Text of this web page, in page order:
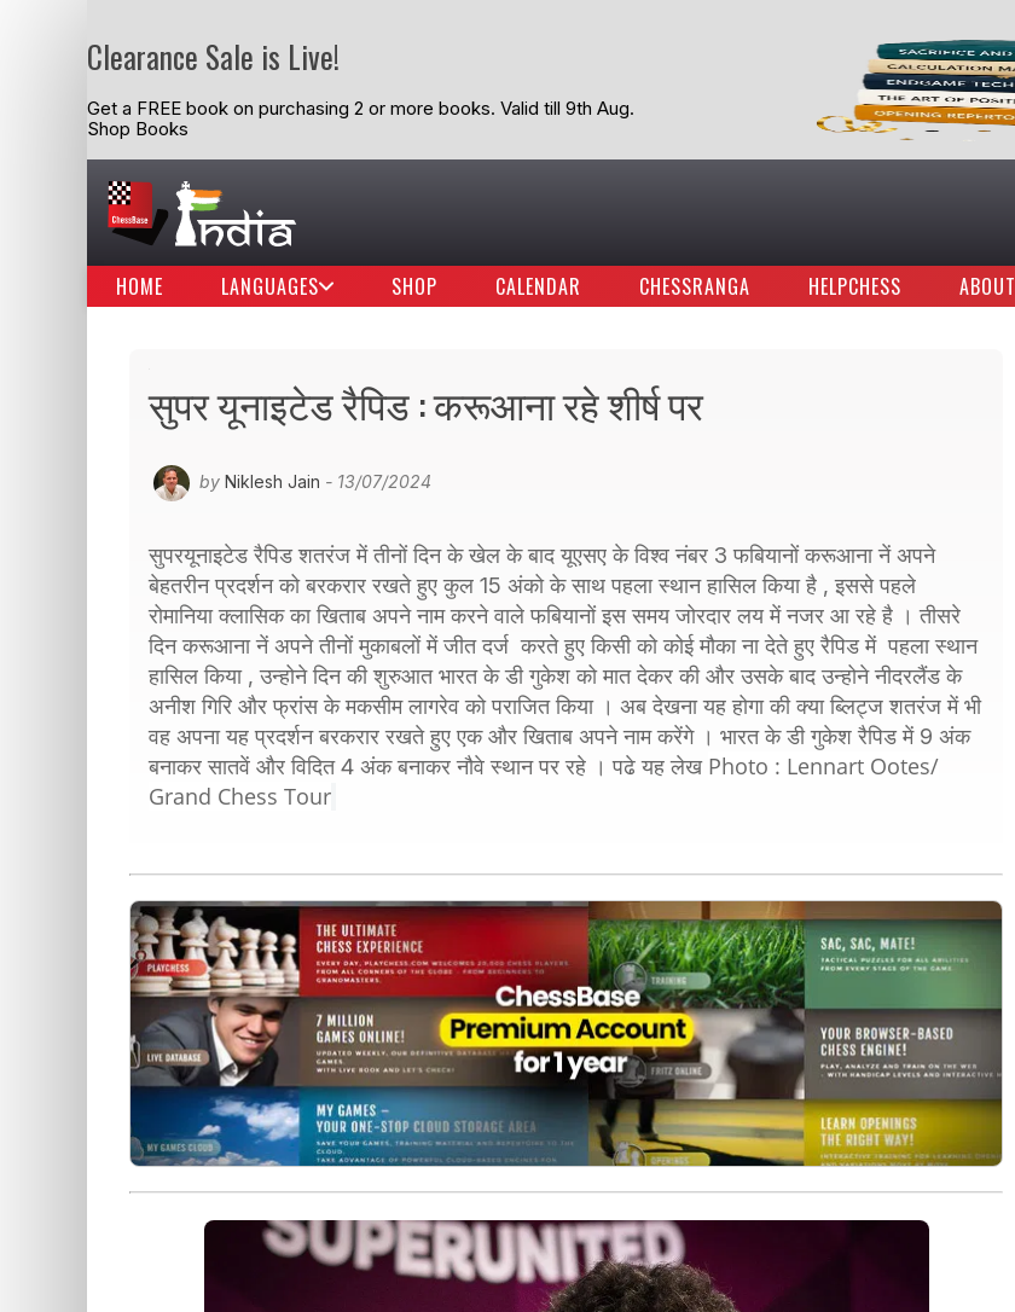
Clearance Sale is Live!
Get a FREE book on purchasing 2 or more books. Valid till 9th Aug.
Shop Books
HOME LANGUAGES SHOP CALENDAR CHESSRANGA HELPCHESS ABOUT
सुपर यूनाइटेड रैपिड : करूआना रहे शीर्ष पर
by Niklesh Jain - 13/07/2024
सुपरयूनाइटेड रैपिड शतरंज में तीनों दिन के खेल के बाद यूएसए के विश्व नंबर 3 फबियानों करूआना नें अपने
बेहतरीन प्रदर्शन को बरकरार रखते हुए कुल 15 अंको के साथ पहला स्थान हासिल किया है , इससे पहले
रोमानिया क्लासिक का खिताब अपने नाम करने वाले फबियानों इस समय जोरदार लय में नजर आ रहे है । तीसरे
दिन करूआना नें अपने तीनों मुकाबलों में जीत दर्ज करते हुए किसी को कोई मौका ना देते हुए रैपिड में पहला स्थान
हासिल किया , उन्होने दिन की शुरुआत भारत के डी गुकेश को मात देकर की और उसके बाद उन्होने नीदरलैंड के
अनीश गिरि और फ्रांस के मकसीम लागरेव को पराजित किया । अब देखना यह होगा की क्या ब्लिट्ज शतरंज में भी
वह अपना यह प्रदर्शन बरकरार रखते हुए एक और खिताब अपने नाम करेंगे । भारत के डी गुकेश रैपिड में 9 अंक
बनाकर सातवें और विदित 4 अंक बनाकर नौवे स्थान पर रहे । पढे यह लेख Photo : Lennart Ootes/
Grand Chess Tour